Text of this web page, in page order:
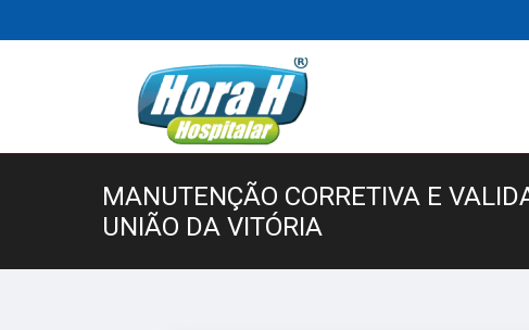
MANUTENÇÃO CORRETIVA E
UNIÃO DA VITÓRIA